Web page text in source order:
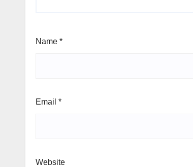
Name *
Email *
Website